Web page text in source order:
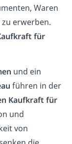
Waren
zu erwerben.
für
und ein
führen in der
Kaufkraft für
und
von